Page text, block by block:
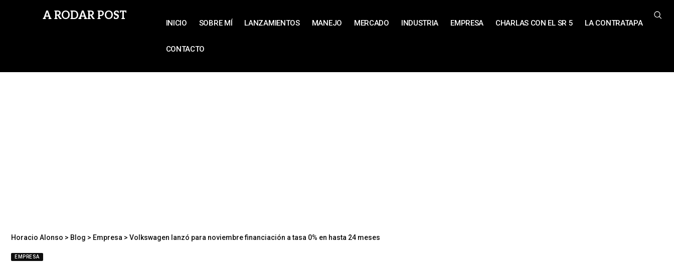
A RODAR POST
INICIO SOBRE MÍ LANZAMIENTOS MANEJO MERCADO INDUSTRIA EMPRESA CHARLAS CON EL SR 5 LA CONTRATAPA
CONTACTO
Horacio Alonso > Blog > Empresa > Volkswagen lanzó para noviembre financiación a tasa 0% en hasta 24 meses
EMPRESA